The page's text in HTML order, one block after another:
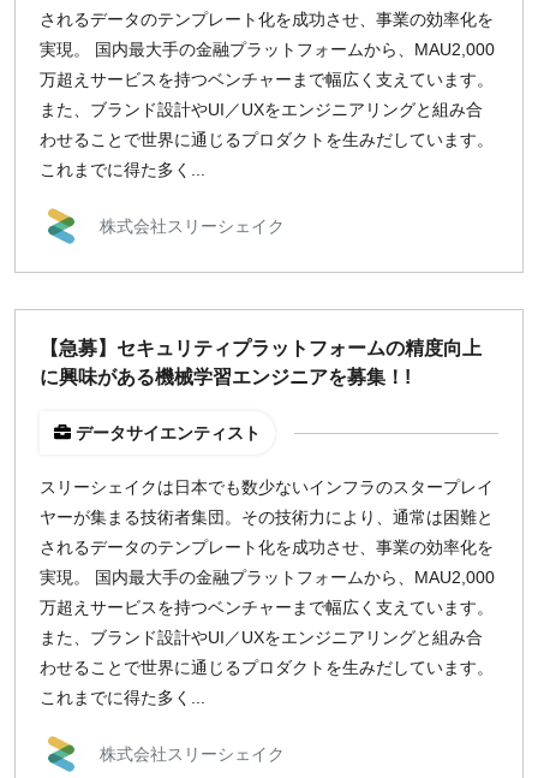
募集状況
募集中のみ表示
時給
1,500円 以上
指定なし 検索
されるデータのテンプレート化を成功させ、事業の効率化を
実現。 国内最大手の金融プラットフォームから、MAU2,000
万超えサービスを持つベンチャーまで幅広く支えています。
また、ブランド設計やUI／UXをエンジニアリングと組み合
わせることで世界に通じるプロダクトを生みだしています。
これまでに得た多く...
株式会社スリーシェイク
【急募】セキュリティプラットフォームの精度向上
に興味がある機械学習エンジニアを募集！!
データサイエンティスト
スリーシェイクは日本でも数少ないインフラのスタープレイ
ヤーが集まる技術者集団。その技術力により、通常は困難と
されるデータのテンプレート化を成功させ、事業の効率化を
実現。 国内最大手の金融プラットフォームから、MAU2,000
万超えサービスを持つベンチャーまで幅広く支えています。
また、ブランド設計やUI／UXをエンジニアリングと組み合
わせることで世界に通じるプロダクトを生みだしています。
これまでに得た多く...
株式会社スリーシェイク